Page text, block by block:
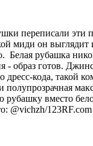
переписали эти
миди он выглядит
Белая рубашка
- образ готов.
кода, такой
рубашку вместо
@vichzh/123RF.com